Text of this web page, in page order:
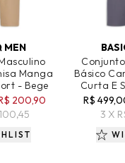
CARRINHO
MEN
Manga
- Bege
200,90
ADICIONAR
Básico
Curta E
R$
3 X